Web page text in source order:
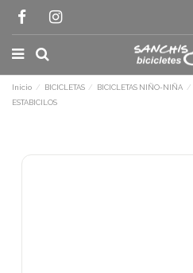
Inicio BICICLETAS BICICLETAS NIÑO-NIÑA
ESTABICILOS